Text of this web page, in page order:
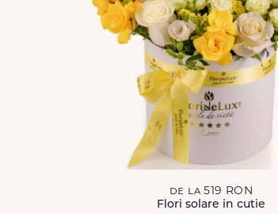
de la 519 RON
Flori solare in cutie